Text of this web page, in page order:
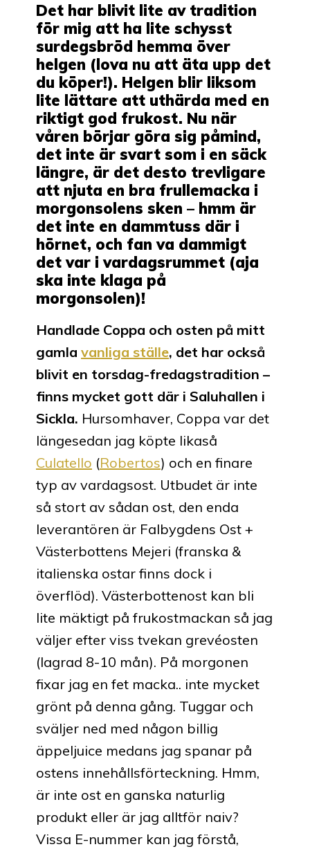
Det har blivit lite av tradition
för mig att ha lite schysst
surdegsbröd hemma över
helgen (lova nu att äta upp det
du köper!). Helgen blir liksom
lite lättare att uthärda med en
riktigt god frukost. Nu när
våren börjar göra sig påmind,
det inte är svart som i en säck
längre, är det desto trevligare
att njuta en bra frullemacka i
morgonsolens sken – hmm är
det inte en dammtuss där i
hörnet, och fan va dammigt
det var i vardagsrummet (aja
ska inte klaga på
morgonsolen)!
Handlade Coppa och osten på mitt
gamla vanliga ställe, det har också
blivit en torsdag-fredagstradition –
finns mycket gott där i Saluhallen i
Sickla. Hursomhaver, Coppa var det
längesedan jag köpte likaså
Culatello (Robertos) och en finare
typ av vardagsost. Utbudet är inte
så stort av sådan ost, den enda
leverantören är Falbygdens Ost +
Västerbottens Mejeri (franska &
italienska ostar finns dock i
överflöd). Västerbottenost kan bli
lite mäktigt på frukostmackan så jag
väljer efter viss tvekan grevéosten
(lagrad 8-10 mån). På morgonen
fixar jag en fet macka.. inte mycket
grönt på denna gång. Tuggar och
sväljer ned med någon billig
äppeljuice medans jag spanar på
ostens innehållsförteckning. Hmm,
är inte ost en ganska naturlig
produkt eller är jag alltför naiv?
Vissa E-nummer kan jag förstå,